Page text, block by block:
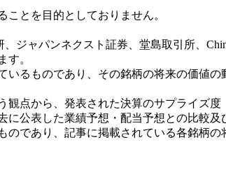
とを目的としておりません。
ャパンネクスト証券、堂島取引所、
す。
るものであり、その銘柄の将来の価値
点から、発表された決算のサプライズ
公表した業績予想・配当予想との比較
であり、記事に掲載されている各銘柄